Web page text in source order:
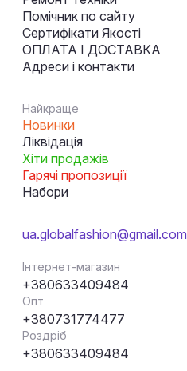
Помічник по сайту
Сертифікати Якості
ОПЛАТА І ДОСТАВКА
Адреси і контакти
Найкраще
Новинки
Ліквідація
Хіти продажів
Гарячі пропозиції
Набори
ua.globalfashion@gmail.com
Інтернет-магазин
+380633409484
Опт
+380731774477
Роздріб
+380633409484